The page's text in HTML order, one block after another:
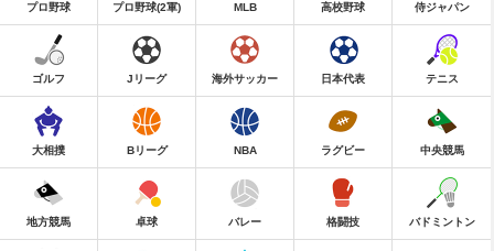
プロ野球 プロ野球(2軍) MLB 高校野球 侍ジャパン
ゴルフ Jリーグ 海外サッカー 日本代表 テニス
大相撲 Bリーグ NBA ラグビー 中央競馬
地方競馬 卓球 バレー 格闘技 バドミントン